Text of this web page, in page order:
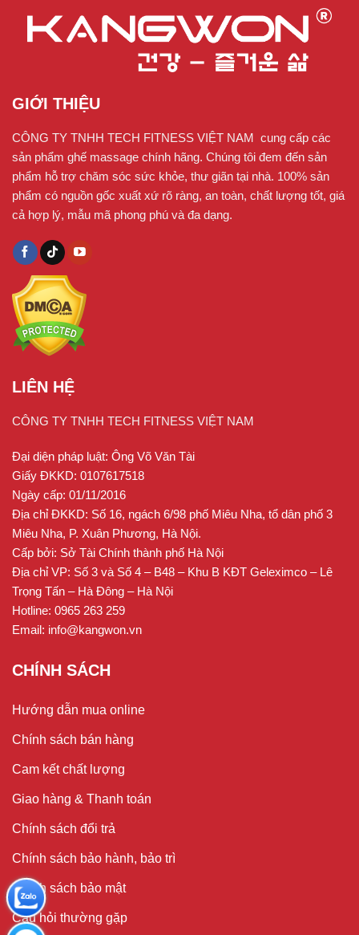
GIỚI THIỆU
CÔNG TY TNHH TECH FITNESS VIỆT NAM cung cấp các
sản phẩm ghế massage chính hãng. Chúng tôi đem đến sản
phẩm hỗ trợ chăm sóc sức khỏe, thư giãn tại nhà. 100% sản
phẩm có nguồn gốc xuất xứ rõ ràng, an toàn, chất lượng tốt, giá
cả hợp lý, mẫu mã phong phú và đa dạng.
LIÊN HỆ
CÔNG TY TNHH TECH FITNESS VIỆT NAM
Đại diện pháp luật: Ông Võ Văn Tài
Giấy ĐKKD: 0107617518
Ngày cấp: 01/11/2016
Địa chỉ ĐKKD: Số 16, ngách 6/98 phố Miêu Nha, tổ dân phố 3
Miêu Nha, P. Xuân Phương, Hà Nội.
Cấp bởi: Sở Tài Chính thành phố Hà Nội
Địa chỉ VP: Số 3 và Số 4 – B48 – Khu B KĐT Geleximco – Lê
Trọng Tấn – Hà Đông – Hà Nội
Hotline: 0965 263 259
Email: info@kangwon.vn
CHÍNH SÁCH
Hướng dẫn mua online
Chính sách bán hàng
Cam kết chất lượng
Giao hàng & Thanh toán
Chính sách đổi trả
Chính sách bảo hành, bảo trì
Chính sách bảo mật
Câu hỏi thường gặp